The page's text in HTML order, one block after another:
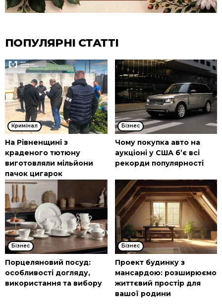
ПОПУЛЯРНІ СТАТТІ
Кримінал
На Рівненщині з
краденого тютюну
виготовляли мільйони
пачок цигарок
Бізнес
Чому покупка авто на
аукціоні у США б’є всі
рекорди популярності
Бізнес
Порцеляновий посуд:
особливості догляду,
використання та вибору
Бізнес
Проект будинку з
мансардою: розширюємо
життєвий простір для
вашої родини